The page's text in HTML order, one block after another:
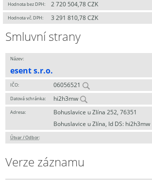
Hodnota bez DPH: 2 720 504,78 CZK
Hodnota vč. DPH: 3 291 810,78 CZK
Smluvní strany
Název:
esent s.r.o.
IČO: 06056521
Datová schránka: hi2h3mw
Adresa:
Bohuslavice u Zlína 252, 76351
Bohuslavice u Zlína, Id DS: hi2h3mw
Útvar / Odbor:
Verze záznamu